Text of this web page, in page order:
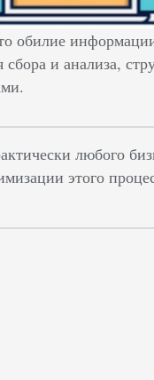
обилие
и анализа,
любого
этого